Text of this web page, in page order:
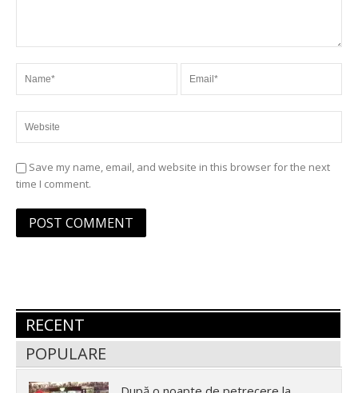
Save my name, email, and website in this browser for the next
time I comment.
RECENT
POPULARE